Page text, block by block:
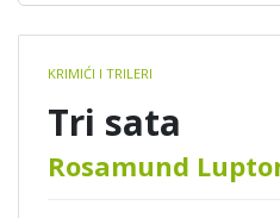
Book
details
KRIMIĆI I TRILERI
Tri sata
Rosamund